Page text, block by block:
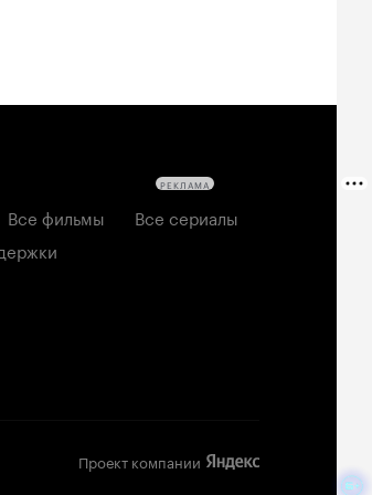
Все фильмы
Все сериалы
Проект компании
РЕКЛАМА